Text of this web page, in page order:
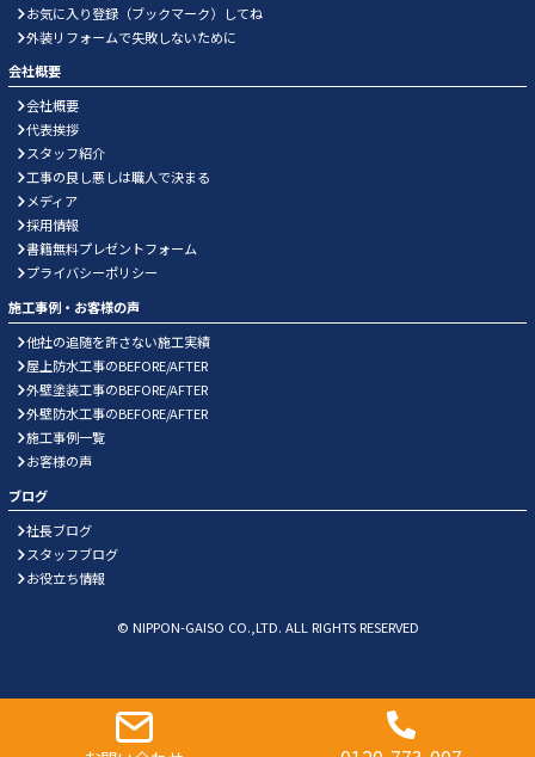
お気に入り登録（ブックマーク）してね
外装リフォームで失敗しないために
会社概要
会社概要
代表挨拶
スタッフ紹介
工事の良し悪しは職人で決まる
メディア
採用情報
書籍無料プレゼントフォーム
プライバシーポリシー
施工事例・お客様の声
他社の追随を許さない施工実績
屋上防水工事のBEFORE/AFTER
外壁塗装工事のBEFORE/AFTER
外壁防水工事のBEFORE/AFTER
施工事例一覧
お客様の声
ブログ
社長ブログ
スタッフブログ
お役立ち情報
© NIPPON-GAISO CO.,LTD. ALL RIGHTS RESERVED